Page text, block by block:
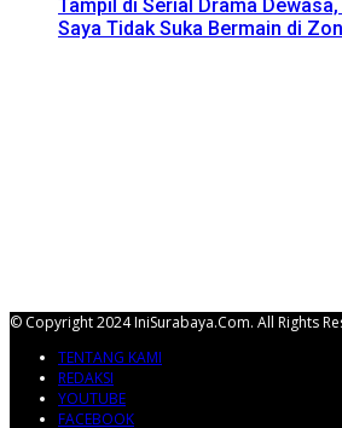
Tampil di Serial Drama
Saya Tidak Suka Bermain di
© Copyright 2024 IniSurabaya.com. All Rights
TENTANG KAMI
REDAKSI
YOUTUBE
FACEBOOK